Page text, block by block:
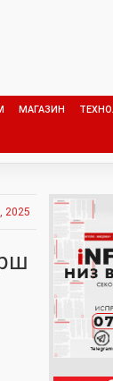
МАГАЗИН
2025